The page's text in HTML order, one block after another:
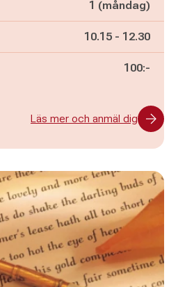
1 (måndag)
Pågår mellan
10.15 - och
12.30
100:-
Läs mer och anmäl dig